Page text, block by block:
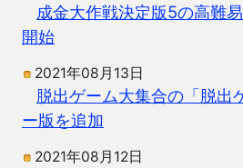
成金大作戦決定版5の高難
開始
2021年08月13日
脱出ゲーム大集合の「脱出
ー版を追加
2021年08月12日